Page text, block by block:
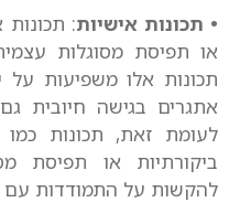
• תכונות אישיות: תכונות
או תפיסת מסוגלות
תכונות אלו משפיעות
אתגרים בגישה חיובית
לעומת זאת, תכונות
ביקורתיות או תפיסת
להקשות על התמודדות עם